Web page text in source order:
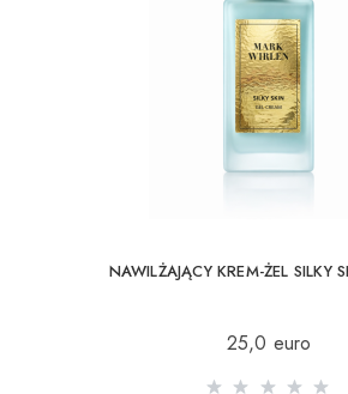
NAWILŻAJĄCY KREM-ŻEL SILKY
25,0 euro